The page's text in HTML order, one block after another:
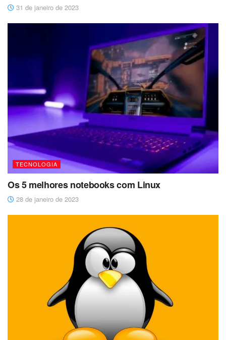
31 de janeiro de 2023
TECNOLOGIA
Os 5 melhores notebooks com Linux
28 de janeiro de 2023